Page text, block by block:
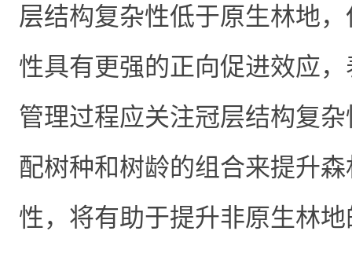
层结构复杂性低于原生林地
性具有更强的正向促进效应
管理过程应关注冠层结构复
配树种和树龄的组合来提升
性，将有助于提升非原生林